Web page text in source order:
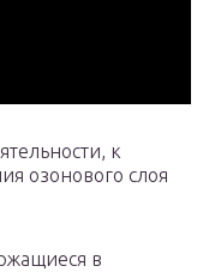
к
озонового слоя
в